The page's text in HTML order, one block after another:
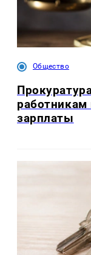
Общество
зарплаты